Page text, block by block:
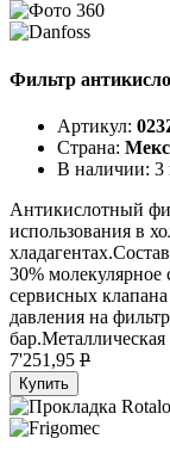
Фильтр
Артикул:
Страна:
В наличии: 3
Антикислотный
использования в
30% молекулярное
сервисных
давления на
7'251,95 P
Купить